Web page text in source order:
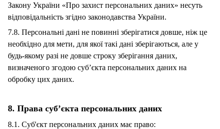
Закону України «Про захист персональних даних» несуть
відповідальність згідно законодавства України.
7.8. Персональні дані не повинні зберігатися довше, ніж це
необхідно для мети, для якої такі дані зберігаються, але у
будь-якому разі не довше строку зберігання даних,
визначеного згодою суб’єкта персональних даних на
обробку цих даних.
8. Права суб’єкта персональних даних
8.1. Суб'єкт персональних даних має право: